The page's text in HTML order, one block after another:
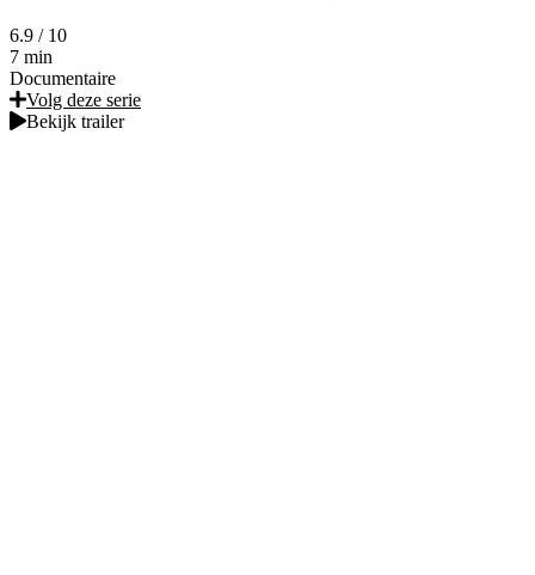
6.9 / 10
7 min
Documentaire
Volg deze serie
Bekijk trailer